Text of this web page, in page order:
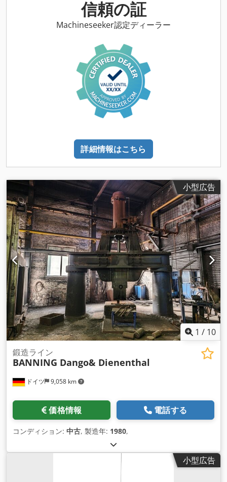
信頼の証
Machineseeker認定ディーラー
詳細情報はこちら
小型広告
1 / 10
ドイツ 9,058 km
鍛造ライン
BANNING Dango& Dienenthal
価格情報 電話する
コンディション: 中古, 製造年: 1980,
小型広告